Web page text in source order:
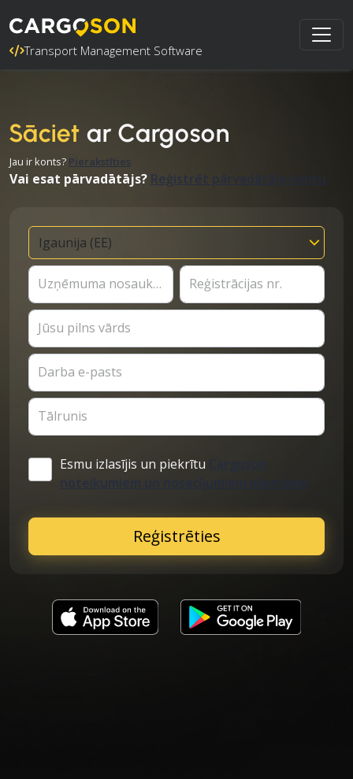
Transport Management Software
Sāciet ar Cargoson
Jau ir konts? Pierakstīties
Vai esat pārvadātājs? Reģistrēt pārvadātāja kontu
Uzņēmuma nosaukums Reģistrācijas nr.
Jūsu pilns vārds
Darba e-pasts
Tālrunis
Esmu izlasījis un piekrītu
noteikumiem un nosacījumiem klientiem
Reģistrēties